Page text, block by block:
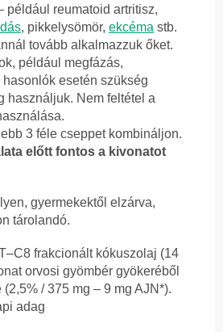
például reumatoid artritisz,
, pikkelysömör, ekcéma stb.
tovább alkalmazzuk őket.
például megfázás,
hasonlók esetén szükség
használjuk. Nem feltétel a
3 féle cseppet kombináljon.
előtt fontos a kivonatot
gyermekektől elzárva,
tárolandó.
frakcionált kókuszolaj (14
orvosi gyömbér gyökeréből
/ 375 mg – 9 mg AJN*).
adag